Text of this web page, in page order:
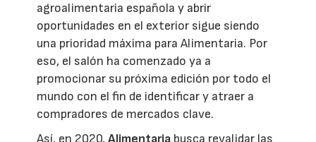
agroalimentaria española y abrir
oportunidades en el exterior sigue siendo
una prioridad máxima para Alimentaria. Por
eso, el salón ha comenzado ya a
promocionar su próxima edición por todo el
mundo con el fin de identificar y atraer a
compradores de mercados clave.